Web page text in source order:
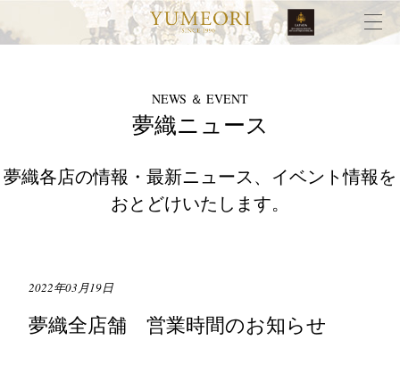
NEWS ＆ EVENT
夢織ニュース
夢織各店の情報・最新ニュース、イベント情報を
おとどけいたします。
2022年03月19日
夢織全店舗 営業時間のお知らせ